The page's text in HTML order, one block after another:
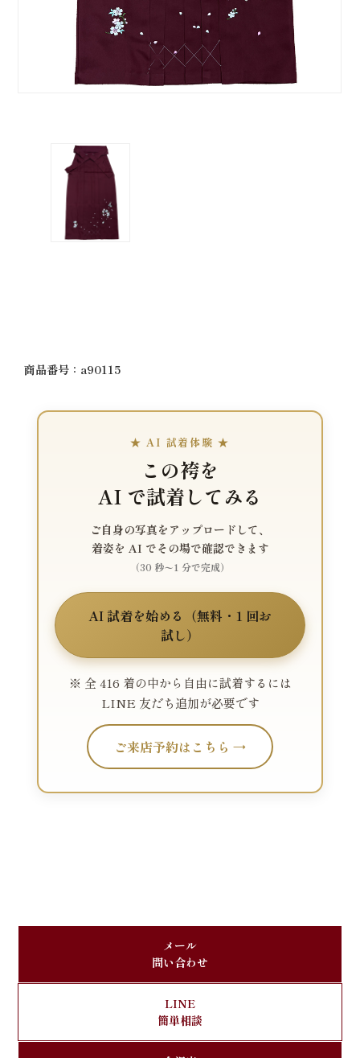
商品番号：a90115
★ AI 試着体験 ★
この袴を
AI で試着してみる
ご自身の写真をアップロードして、
着姿を AI でその場で確認できます
（30 秒〜1 分で完成）
AI 試着を始める（無料・1 回お
試し）
※ 全 416 着の中から自由に試着するには
LINE 友だち追加が必要です
ご来店予約はこちら →
メール
問い合わせ
LINE
簡単相談